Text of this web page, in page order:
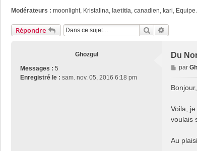
Modérateurs : moonlight, Kristalina, laetitia, canadien, kari, Equipe
Répondre Rechercher
Ghozgul
Messages : 5
Enregistré le : sam. nov. 05, 2016 6:18 pm
Du
M
e
g
e
par
Bonjour,
Voila,
voulais
Au